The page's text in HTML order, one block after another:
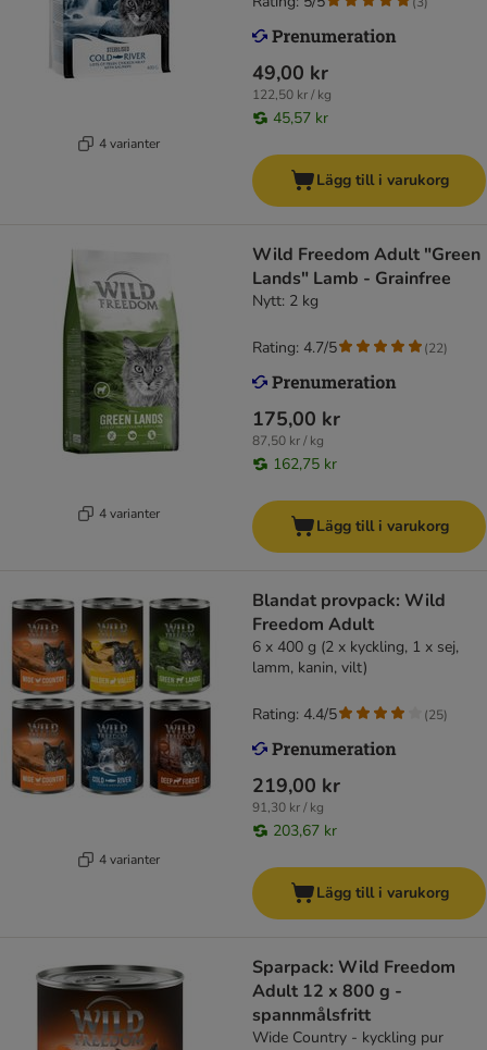
4 varianter
49,00 kr
122,50 kr / kg
45,57 kr
Lägg till i varukorg
4 varianter
Wild Freedom Adult "Green
Lands" Lamb - Grainfree
Nytt: 2 kg
175,00 kr
87,50 kr / kg
162,75 kr
Rating: 4.7/5 (22)
Lägg till i varukorg
4 varianter
Blandat provpack: Wild
Freedom Adult
6 x 400 g (2 x kyckling, 1 x sej,
lamm, kanin, vilt)
219,00 kr
91,30 kr / kg
203,67 kr
Rating: 4.4/5 (25)
Lägg till i varukorg
Sparpack: Wild Freedom
Adult 12 x 800 g -
spannmålsfritt
Wide Country - kyckling pur